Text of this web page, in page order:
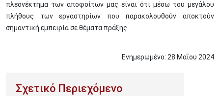
πλεονέκτημα των αποφοίτων μας είναι ότι μέσω του μεγάλου
πλήθους των εργαστηρίων που παρακολουθούν αποκτούν
σημαντική εμπειρία σε θέματα πράξης.
Ενημερωμένο: 28 Μαΐου 2024